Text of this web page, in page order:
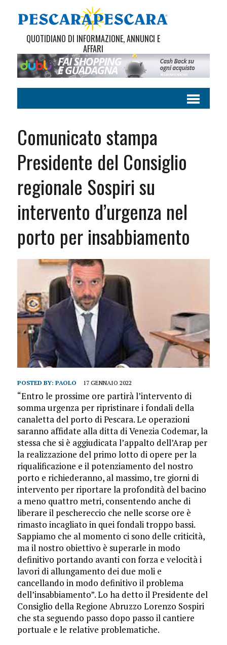
QUOTIDIANO DI INFORMAZIONE, ANNUNCI E
AFFARI
Comunicato stampa
Presidente del Consiglio
regionale Sospiri su
intervento d’urgenza nel
porto per insabbiamento
POSTED BY: PAOLO 17 GENNAIO 2022
“Entro le prossime ore partirà l’intervento di
somma urgenza per ripristinare i fondali della
canaletta del porto di Pescara. Le operazioni
saranno affidate alla ditta di Venezia Codemar, la
stessa che si è aggiudicata l’appalto dell’Arap per
la realizzazione del primo lotto di opere per la
riqualificazione e il potenziamento del nostro
porto e richiederanno, al massimo, tre giorni di
intervento per riportare la profondità del bacino
a meno quattro metri, consentendo anche di
liberare il peschereccio che nelle scorse ore è
rimasto incagliato in quei fondali troppo bassi.
Sappiamo che al momento ci sono delle criticità,
ma il nostro obiettivo è superarle in modo
definitivo portando avanti con forza e velocità i
lavori di allungamento dei due moli e
cancellando in modo definitivo il problema
dell’insabbiamento”. Lo ha detto il Presidente del
Consiglio della Regione Abruzzo Lorenzo Sospiri
che sta seguendo passo dopo passo il cantiere
portuale e le relative problematiche.